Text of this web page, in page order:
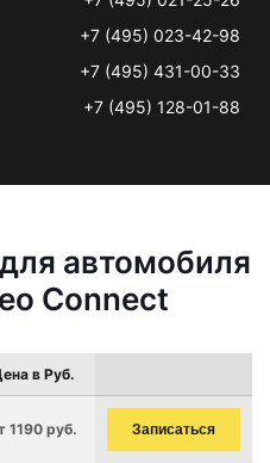
+7 (495) 023-42-98
+7 (495) 431-00-33
+7 (495) 128-01-88
автомобиля
Connect
в Руб.
1190 руб. Записаться